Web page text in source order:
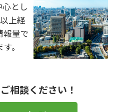
とし
上経
報量で
。
相談ください！